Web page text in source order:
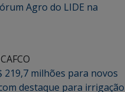
Agro do LIDE na
FCO
219,7 milhões para novos
destaque para irrigação